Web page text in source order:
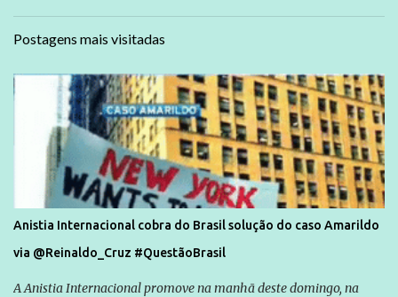
Postagens mais visitadas
Anistia Internacional cobra do Brasil solução do caso Amarildo
via @Reinaldo_Cruz #QuestãoBrasil
A Anistia Internacional promove na manhã deste domingo, na